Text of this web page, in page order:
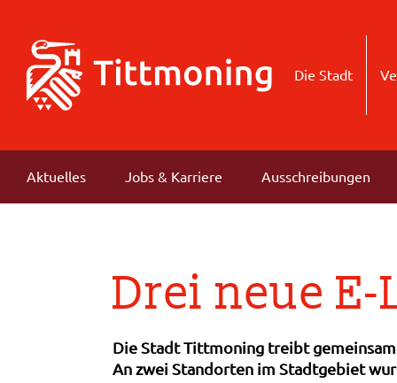
Die Stadt
Aktuelles Jobs & Karriere Ausschreibungen
Drei neue
Die Stadt Tittmoning treibt
An zwei Standorten im Stadtgebiet